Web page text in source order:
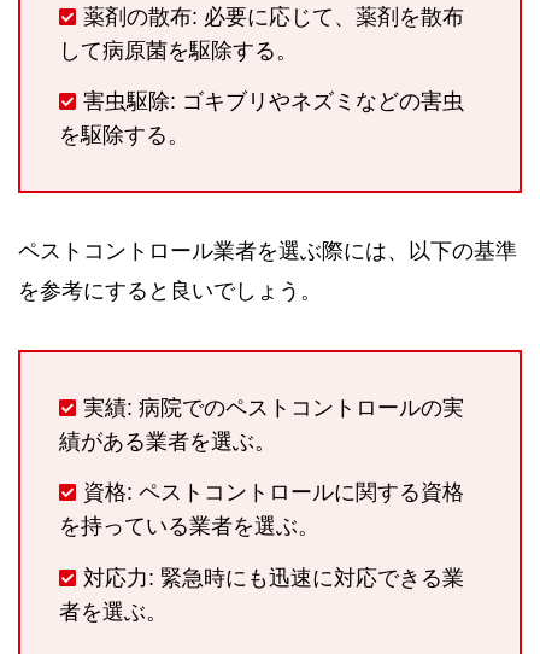
薬剤の散布: 必要に応じて、薬剤を散布
して病原菌を駆除する。
害虫駆除: ゴキブリやネズミなどの害虫
を駆除する。
ペストコントロール業者を選ぶ際には、以下の基準
を参考にすると良いでしょう。
実績: 病院でのペストコントロールの実
績がある業者を選ぶ。
資格: ペストコントロールに関する資格
を持っている業者を選ぶ。
対応力: 緊急時にも迅速に対応できる業
者を選ぶ。